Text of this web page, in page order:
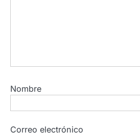
Nombre
Correo electrónico